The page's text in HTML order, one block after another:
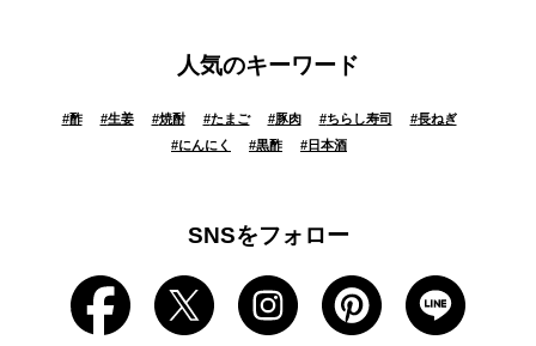
人気のキーワード
#酢 #生姜 #焼酎 #たまご #豚肉 #ちらし寿司 #長ねぎ
#にんにく #黒酢 # 日本酒
SNSをフォロー